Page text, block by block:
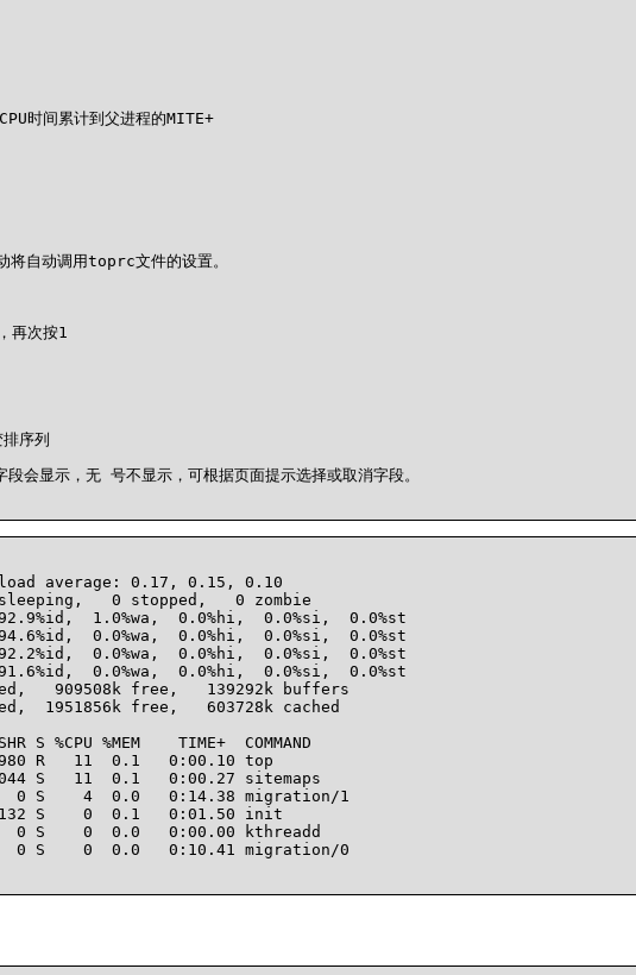
时间累计到父进程的MITE+
自动调用toprc文件的设置。
再次按1
序列
会显示，无 号不显示，可根据页面提示选择或取消字段。
average: 0.17, 0.15, 0.10
0 stopped,   0 zombie
1.0%wa,  0.0%hi,  0.0%si,  0.0%st
0.0%wa,  0.0%hi,  0.0%si,  0.0%st
0.0%wa,  0.0%hi,  0.0%si,  0.0%st
0.0%wa,  0.0%hi,  0.0%si,  0.0%st
909508k free,   139292k buffers
1951856k free,   603728k cached
S %CPU %MEM    TIME+  COMMAND
R   11  0.1   0:00.10 top
S   11  0.1   0:00.27 sitemaps
0 S    4  0.0   0:14.38 migration/1
S    0  0.1   0:01.50 init
0 S    0  0.0   0:00.00 kthreadd
0 S    0  0.0   0:10.41 migration/0